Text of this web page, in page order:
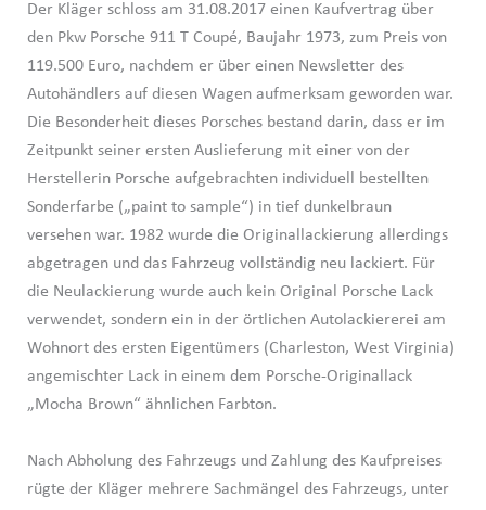
Der Kläger schloss am 31.08.2017 einen Kaufvertrag über
den Pkw Porsche 911 T Coupé, Baujahr 1973, zum Preis von
119.500 Euro, nachdem er über einen Newsletter des
Autohändlers auf diesen Wagen aufmerksam geworden war.
Die Besonderheit dieses Porsches bestand darin, dass er im
Zeitpunkt seiner ersten Auslieferung mit einer von der
Herstellerin Porsche aufgebrachten individuell bestellten
Sonderfarbe („paint to sample“) in tief dunkelbraun
versehen war. 1982 wurde die Originallackierung allerdings
abgetragen und das Fahrzeug vollständig neu lackiert. Für
die Neulackierung wurde auch kein Original Porsche Lack
verwendet, sondern ein in der örtlichen Autolackiererei am
Wohnort des ersten Eigentümers (Charleston, West Virginia)
angemischter Lack in einem dem Porsche-Originallack
„Mocha Brown“ ähnlichen Farbton.
Nach Abholung des Fahrzeugs und Zahlung des Kaufpreises
rügte der Kläger mehrere Sachmängel des Fahrzeugs, unter